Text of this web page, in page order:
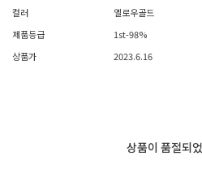
컬러
옐로우골드
제품등급
1st-98%
상품가
2023.6.16
상품이 품절되